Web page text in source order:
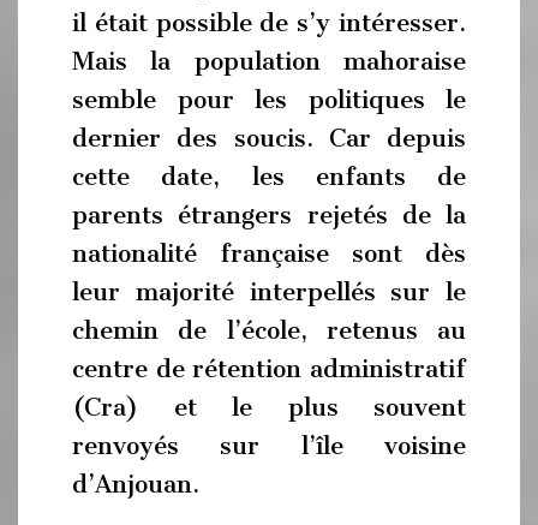
il était possible de s’y intéresser.
Mais la population mahoraise
semble pour les politiques le
dernier des soucis. Car depuis
cette date, les enfants de
parents étrangers rejetés de la
nationalité française sont dès
leur majorité interpellés sur le
chemin de l’école, retenus au
centre de rétention administratif
(Cra) et le plus souvent
renvoyés sur l’île voisine
d’Anjouan.